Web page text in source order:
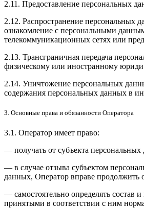
2.11. Предоставление персональных
2.12. Распространение персональных
ознакомление с персональными
телекоммуникационных сетях или
2.13. Трансграничная передача
физическому или иностранному
2.14. Уничтожение персональных
содержания персональных данных в
3. Основные права и обязанности Оператора
3.1. Оператор имеет право:
— получать от субъекта
— в случае отзыва субъектом
данных, Оператор вправе продолжить
— самостоятельно определять состав
принятыми в соответствии с ним